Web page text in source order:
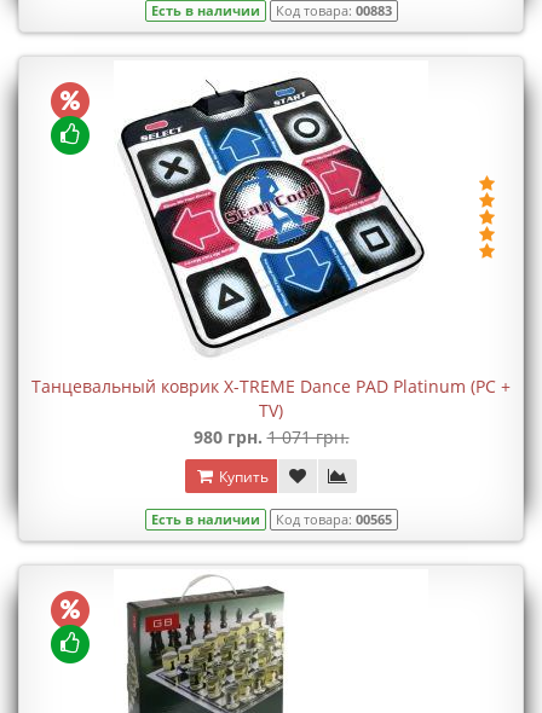
Есть в наличии Код товара: 00883
Танцевальный коврик X-TREME Dance PAD Platinum (PC +
TV)
980 грн. 1 071 грн.
Купить
Есть в наличии Код товара: 00565